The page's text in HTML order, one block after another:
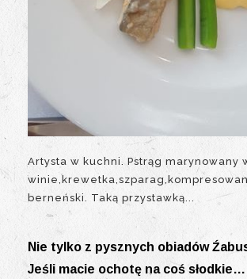
Artysta w kuchni. Pstrąg marynowany
berneński. Taką przystawką...
Nie tylko z pysznych obiadów
Jeśli macie ochotę na coś słodkie…